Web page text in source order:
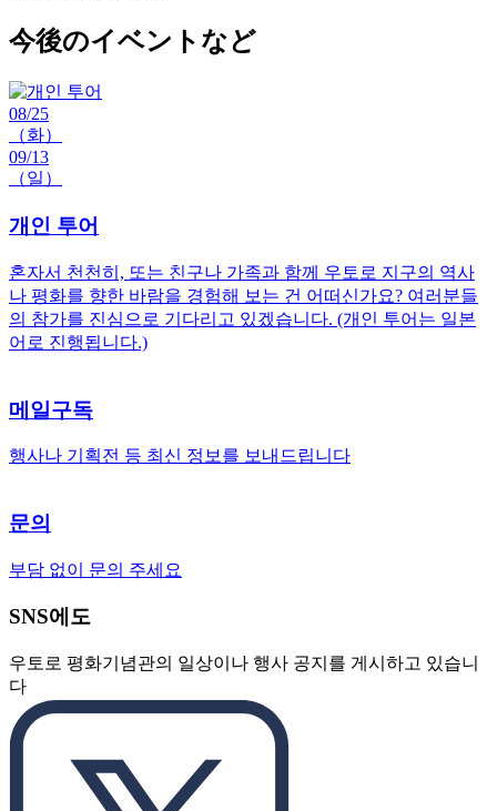
今後のイベントなど
08/25
（화）
09/13
（일）
개인 투어
혼자서 천천히, 또는 친구나 가족과 함께 우토로 지구의 역사
나 평화를 향한 바람을 경험해 보는 건 어떠신가요? 여러분들
의 참가를 진심으로 기다리고 있겠습니다. (개인 투어는 일본
어로 진행됩니다.)
메일구독
행사나 기획전 등 최신 정보를 보내드립니다
문의
부담 없이 문의 주세요
SNS에도
우토로 평화기념관의 일상이나 행사 공지를 게시하고 있습니
다